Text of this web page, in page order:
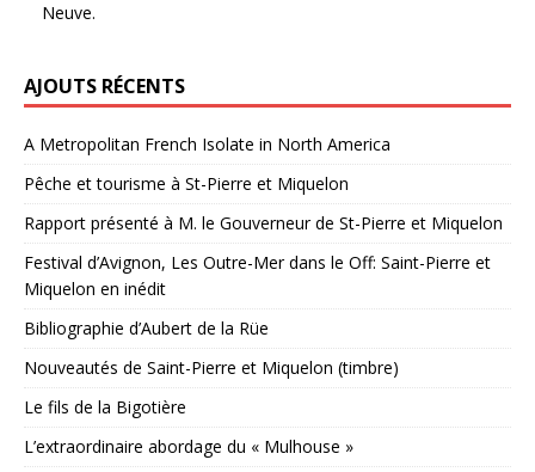
Neuve.
AJOUTS RÉCENTS
A Metropolitan French Isolate in North America
Pêche et tourisme à St-Pierre et Miquelon
Rapport présenté à M. le Gouverneur de St-Pierre et Miquelon
Festival d’Avignon, Les Outre-Mer dans le Off: Saint-Pierre et
Miquelon en inédit
Bibliographie d’Aubert de la Rüe
Nouveautés de Saint-Pierre et Miquelon (timbre)
Le fils de la Bigotière
L’extraordinaire abordage du « Mulhouse »